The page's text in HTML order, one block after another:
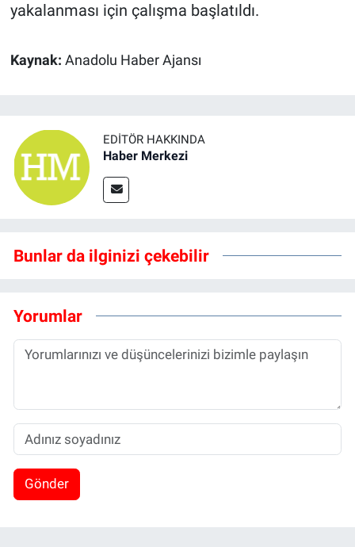
yakalanması için çalışma başlatıldı.
Kaynak: Anadolu Haber Ajansı
EDITÖR HAKKINDA
Haber Merkezi
Bunlar da ilginizi çekebilir
Yorumlar
Gönder